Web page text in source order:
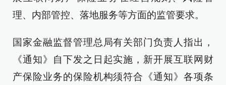
理、内部管控、落地服务等方面的监管要求。
国家金融监督管理总局有关部门负责人指出，
《通知》自下发之日起实施，新开展互联网财
产保险业务的保险机构须符合《通知》各项条